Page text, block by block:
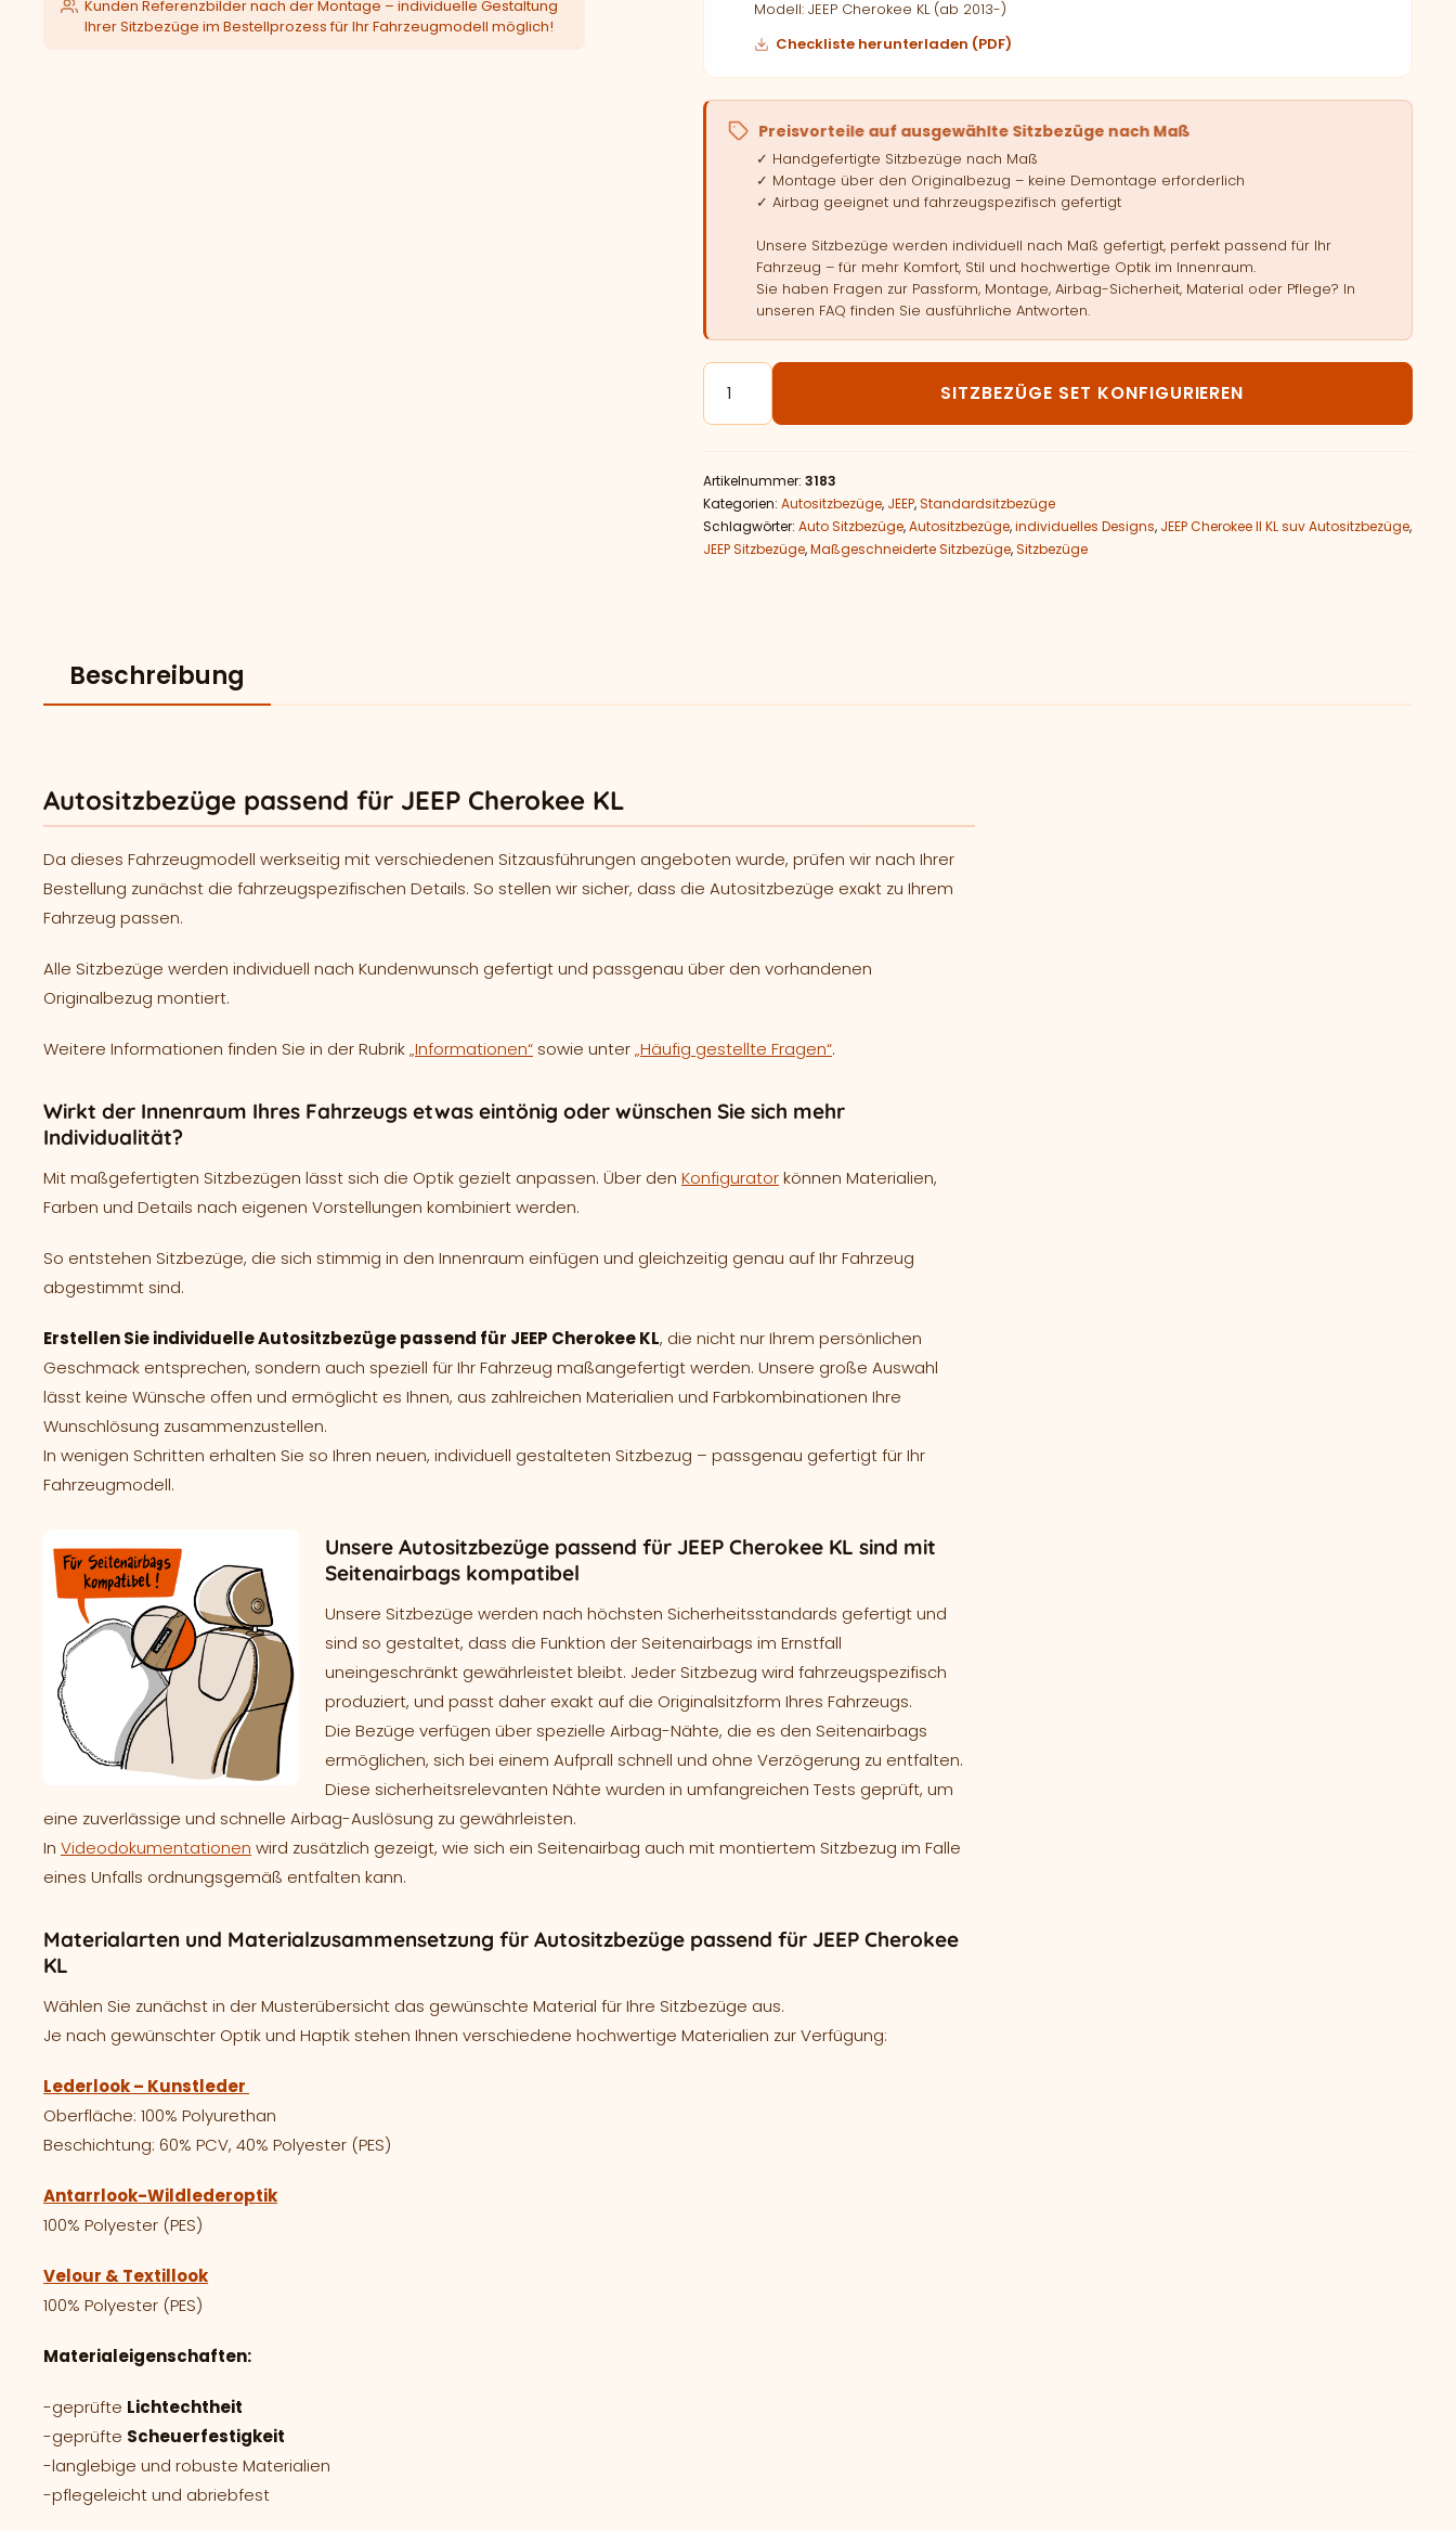
Kunden Referenzbilder nach der Montage – individuelle Gestaltung
Ihrer Sitzbezüge im Bestellprozess für Ihr Fahrzeugmodell möglich!
Modell: JEEP Cherokee KL (ab 2013-)
Checkliste herunterladen (PDF)
Preisvorteile auf ausgewählte Sitzbezüge nach Maß
✓ Handgefertigte Sitzbezüge nach Maß
✓ Montage über den Originalbezug – keine Demontage erforderlich
✓ Airbag geeignet und fahrzeugspezifisch gefertigt
Unsere Sitzbezüge werden individuell nach Maß gefertigt, perfekt passend für Ihr
Fahrzeug – für mehr Komfort, Stil und hochwertige Optik im Innenraum.
Sie haben Fragen zur Passform, Montage, Airbag-Sicherheit, Material oder Pflege? In
unseren FAQ finden Sie ausführliche Antworten.
Autositzbezüge passend für JEEP Cherokee KL Menge
SITZBEZÜGE SET KONFIGURIEREN
Artikelnummer: 3183
Kategorien: Autositzbezüge, JEEP,Standardsitzbezüge
Schlagwörter: Auto Sitzbezüge,Autositzbezüge,individuelles Designs, JEEP Cherokee II KL suv Autositzbezüge,
JEEP Sitzbezüge,Maßgeschneiderte Sitzbezüge,Sitzbezüge
Beschreibung
Autositzbezüge passend für JEEP Cherokee KL
Da dieses Fahrzeugmodell werkseitig mit verschiedenen Sitzausführungen angeboten wurde, prüfen wir nach Ihrer
Bestellung zunächst die fahrzeugspezifischen Details. So stellen wir sicher, dass die Autositzbezüge exakt zu Ihrem
Fahrzeug passen.
Alle Sitzbezüge werden individuell nach Kundenwunsch gefertigt und passgenau über den vorhandenen
Originalbezug montiert.
Weitere Informationen finden Sie in der Rubrik„Informationen“ sowie unter„Häufig gestellte Fragen“.
Wirkt der Innenraum Ihres Fahrzeugs etwas eintönig oder wünschen Sie sich mehr
Individualität?
Mit maßgefertigten Sitzbezügen lässt sich die Optik gezielt anpassen. Über den Konfiguratorkönnen Materialien,
Farben und Details nach eigenen Vorstellungen kombiniert werden.
So entstehen Sitzbezüge, die sich stimmig in den Innenraum einfügen und gleichzeitig genau auf Ihr Fahrzeug
abgestimmt sind.
Erstellen Sie individuelle Autositzbezüge passend für JEEP Cherokee KL, die nicht nur Ihrem persönlichen
Geschmack entsprechen, sondern auch speziell für Ihr Fahrzeug maßangefertigt werden. Unsere große Auswahl
lässt keine Wünsche offen und ermöglicht es Ihnen, aus zahlreichen Materialien und Farbkombinationen Ihre
Wunschlösung zusammenzustellen.
In wenigen Schritten erhalten Sie so Ihren neuen, individuell gestalteten Sitzbezug – passgenau gefertigt für Ihr
Fahrzeugmodell.
Unsere Autositzbezüge passend für JEEP Cherokee KL sind mit
Seitenairbags kompatibel
Unsere Sitzbezüge werden nach höchsten Sicherheitsstandards gefertigt und
sind so gestaltet, dass die Funktion der Seitenairbags im Ernstfall
uneingeschränkt gewährleistet bleibt. Jeder Sitzbezug wird fahrzeugspezifisch
produziert, und passt daher exakt auf die Originalsitzform Ihres Fahrzeugs.
Die Bezüge verfügen über spezielle Airbag-Nähte, die es den Seitenairbags
ermöglichen, sich bei einem Aufprall schnell und ohne Verzögerung zu entfalten.
Diese sicherheitsrelevanten Nähte wurden in umfangreichen Tests geprüft, um
eine zuverlässige und schnelle Airbag-Auslösung zu gewährleisten.
In Videodokumentationen wird zusätzlich gezeigt, wie sich ein Seitenairbag auch mit montiertem Sitzbezug im Falle
eines Unfalls ordnungsgemäß entfalten kann.
Materialarten und Materialzusammensetzung für Autositzbezüge passend für JEEP Cherokee
KL
Wählen Sie zunächst in der Musterübersicht das gewünschte Material für Ihre Sitzbezüge aus.
Je nach gewünschter Optik und Haptik stehen Ihnen verschiedene hochwertige Materialien zur Verfügung:
Lederlook – Kunstleder
Oberfläche: 100% Polyurethan
Beschichtung: 60% PCV, 40% Polyester (PES)
Antarrlook-Wildlederoptik
100% Polyester (PES)
Velour & Textillook
100% Polyester (PES)
Materialeigenschaften:
-geprüfte Lichtechtheit
-geprüfte Scheuerfestigkeit
-langlebige und robuste Materialien
-pflegeleicht und abriebfest